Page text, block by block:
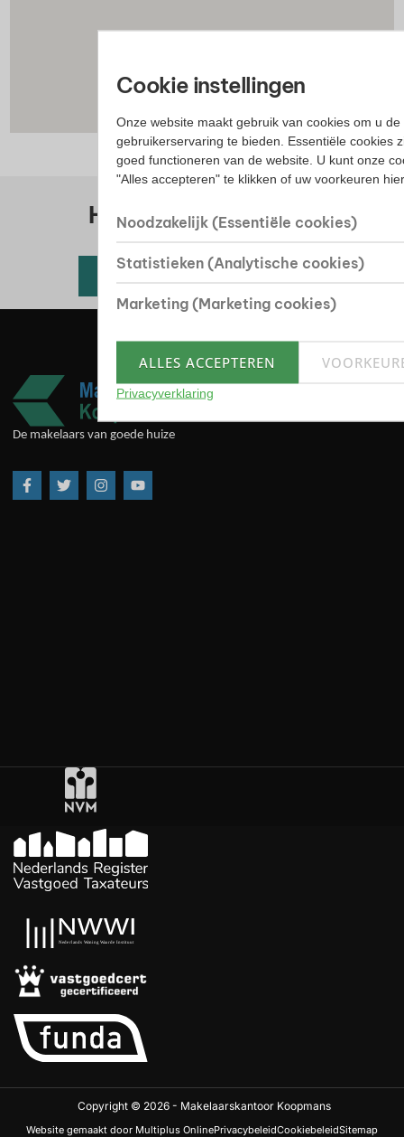
Huis kopen? Bekijk ons
woningaanbod
Alle beschikbare woningen
De makelaars van goede huize
Copyright © 2026 - Makelaarskantoor Koopmans
Website gemaakt door Multiplus OnlinePrivacybeleidCookiebeleidSitemap
Cookie instellingen
Onze website maakt gebruik van cookies om u
gebruikerservaring te bieden. Essentiële cookies
goed functioneren van de website. U kunt onze
"Alles accepteren" te klikken of uw voorkeuren
Noodzakelijk (Essentiële cookies)
Statistieken (Analytische cookies)
Marketing (Marketing cookies)
ALLES ACCEPTEREN
Privacyverklaring